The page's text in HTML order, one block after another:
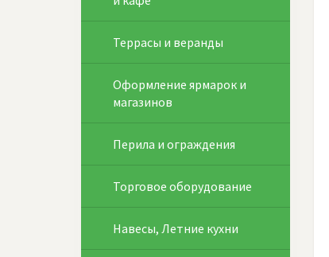
Террасы и веранды
Оформление ярмарок и
магазинов
Перила и ограждения
Торговое оборудование
Навесы, Летние кухни